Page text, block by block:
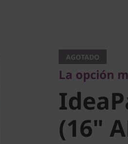
9 (16"
AGOTADO
La opción
(16"